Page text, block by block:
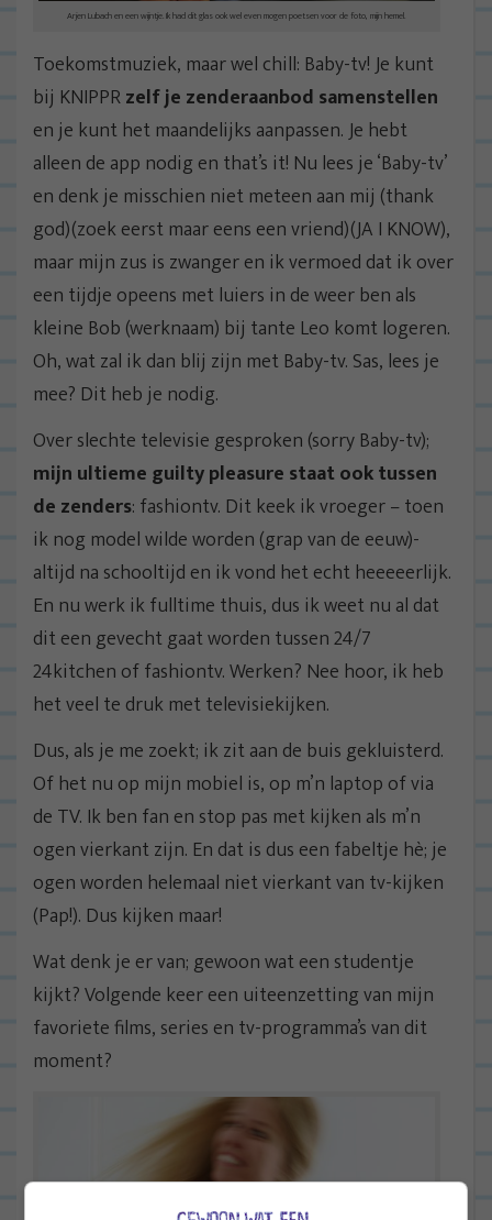
Arjen Lubach en een wijntje. Ik had dit glas ook wel even mogen poetsen voor de foto, mijn hemel.
Toekomstmuziek, maar wel chill: Baby-tv! Je kunt
bij KNIPPRzelf je zenderaanbod samenstellen
en je kunt het maandelijks aanpassen. Je hebt
alleen de app nodig en that’s it! Nu lees je ‘Baby-tv’
en denk je misschien niet meteen aan mij (thank
god)(zoek eerst maar eens een vriend)(JA I KNOW),
maar mijn zus is zwanger en ik vermoed dat ik over
een tijdje opeens met luiers in de weer ben als
kleine Bob (werknaam) bij tante Leo komt logeren.
Oh, wat zal ik dan blij zijn met Baby-tv. Sas, lees je
mee? Dit heb je nodig.
Over slechte televisie gesproken (sorry Baby-tv);
mijn ultieme guilty pleasure staat ook tussen
de zenders: fashiontv. Dit keek ik vroeger – toen
ik nog model wilde worden (grap van de eeuw)-
altijd na schooltijd en ik vond het echt heeeeerlijk.
En nu werk ik fulltime thuis, dus ik weet nu al dat
dit een gevecht gaat worden tussen 24/7
24kitchen of fashiontv. Werken? Nee hoor, ik heb
het veel te druk met televisiekijken.
Dus, als je me zoekt; ik zit aan de buis gekluisterd.
Of het nu op mijn mobiel is, op m’n laptop of via
de TV. Ik ben fan en stop pas met kijken als m’n
ogen vierkant zijn. En dat is dus een fabeltje hè; je
ogen worden helemaal niet vierkant van tv-kijken
(Pap!). Dus kijken maar!
Wat denk je er van; gewoon wat een studentje
kijkt? Volgende keer een uiteenzetting van mijn
favoriete films, series en tv-programma’s van dit
moment?